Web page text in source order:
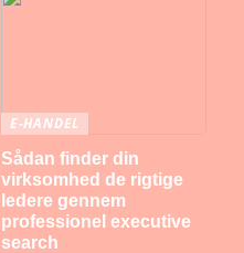
E-HANDEL
Sådan finder din
virksomhed de rigtige
ledere gennem
professionel executive
search